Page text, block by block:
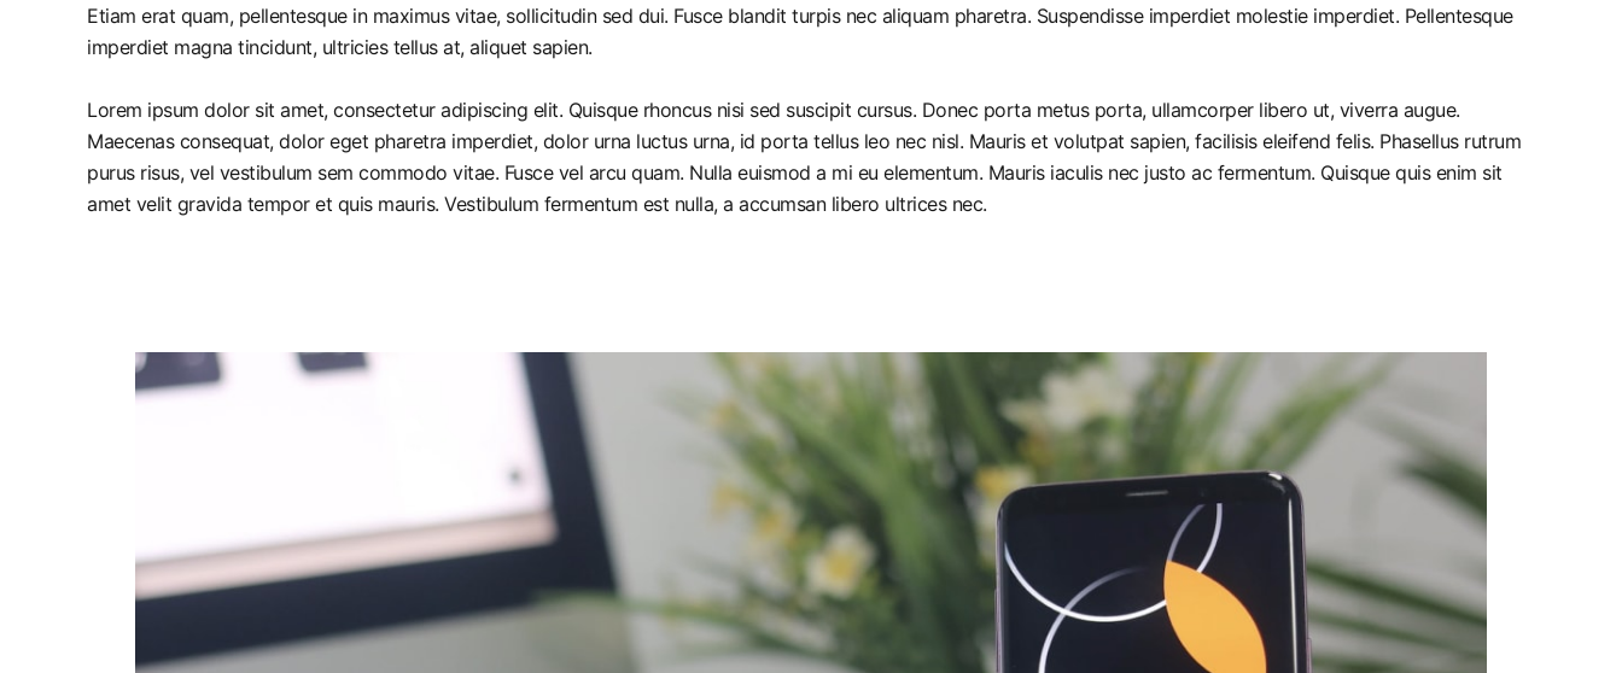
Etiam erat quam, pellentesque in maximus vitae, sollicitudin sed dui. Fusce blandit turpis nec aliquam pharetra. Suspendisse imperdiet molestie imperdiet. Pellentesque
imperdiet magna tincidunt, ultricies tellus at, aliquet sapien.
Lorem ipsum dolor sit amet, consectetur adipiscing elit. Quisque rhoncus nisi sed suscipit cursus. Donec porta metus porta, ullamcorper libero ut, viverra augue.
Maecenas consequat, dolor eget pharetra imperdiet, dolor urna luctus urna, id porta tellus leo nec nisl. Mauris et volutpat sapien, facilisis eleifend felis. Phasellus rutrum
purus risus, vel vestibulum sem commodo vitae. Fusce vel arcu quam. Nulla euismod a mi eu elementum. Mauris iaculis nec justo ac fermentum. Quisque quis enim sit
amet velit gravida tempor et quis mauris. Vestibulum fermentum est nulla, a accumsan libero ultrices nec.